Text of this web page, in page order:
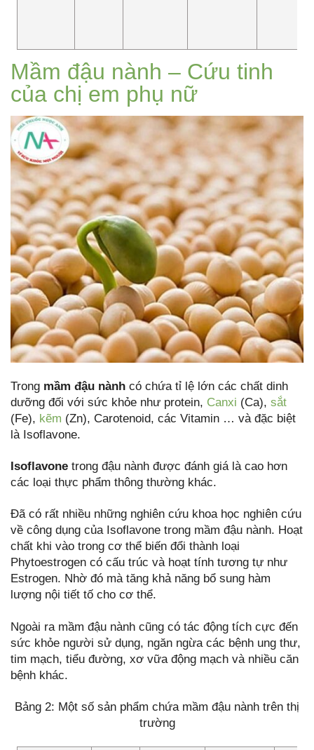
Mầm đậu nành – Cứu tinh
của chị em phụ nữ
Trong mầm đậu nành có chứa tỉ lệ lớn các chất dinh
dưỡng đối với sức khỏe như protein, Canxi (Ca), sắt
(Fe), kẽm (Zn), Carotenoid, các Vitamin … và đặc biệt
là Isoflavone.
Isoflavone trong đậu nành được đánh giá là cao hơn
các loại thực phẩm thông thường khác.
Đã có rất nhiều những nghiên cứu khoa học nghiên cứu
về công dụng của Isoflavone trong mầm đậu nành. Hoạt
chất khi vào trong cơ thể biến đổi thành loại
Phytoestrogen có cấu trúc và hoạt tính tương tự như
Estrogen. Nhờ đó mà tăng khả năng bổ sung hàm
lượng nội tiết tố cho cơ thể.
Ngoài ra mầm đậu nành cũng có tác động tích cực đến
sức khỏe người sử dụng, ngăn ngừa các bệnh ung thư,
tim mạch, tiểu đường, xơ vữa động mạch và nhiều căn
bệnh khác.
Bảng 2: Một số sản phẩm chứa mầm đậu nành trên thị
trường